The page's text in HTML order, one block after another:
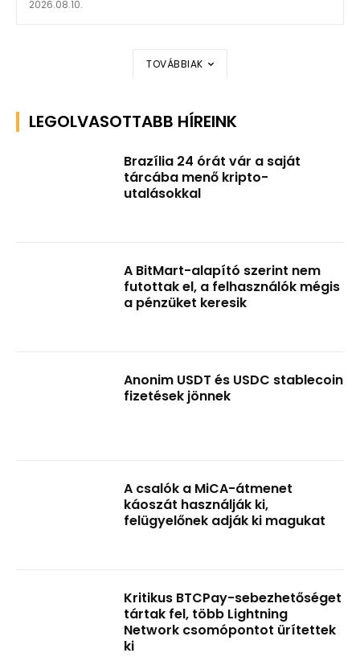
2026.08.10.
TOVÁBBIAK
LEGOLVASOTTABB HÍREINK
Brazília 24 órát vár a saját
tárcába menő kripto-
utalásokkal
A BitMart-alapító szerint nem
futottak el, a felhasználók mégis
a pénzüket keresik
Anonim USDT és USDC stablecoin
fizetések jönnek
A csalók a MiCA-átmenet
káoszát használják ki,
felügyelőnek adják ki magukat
Kritikus BTCPay-sebezhetőséget
tártak fel, több Lightning
Network csomópontot ürítettek
ki